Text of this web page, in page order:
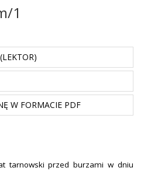
1
W FORMACIE PDF
tarnowski przed burzami w dniu